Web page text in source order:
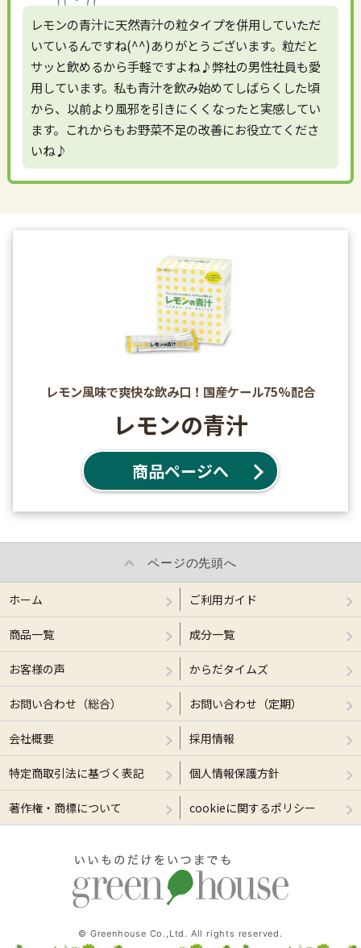
レモンの青汁に天然青汁の粒タイプを併用していただ
いているんですね(^^)ありがとうございます。粒だと
サッと飲めるから手軽ですよね♪弊社の男性社員も愛
用しています。私も青汁を飲み始めてしばらくした頃
から、以前より風邪を引きにくくなったと実感してい
ます。これからもお野菜不足の改善にお役立てくださ
いね♪
レモン風味で爽快な飲み口！国産ケール75%配合
レモンの青汁
商品ページへ
ページの先頭へ
ホーム ご利用ガイド
商品一覧 成分一覧
お客様の声 からだタイムズ
お問い合わせ（総合） お問い合わせ（定期）
会社概要 採用情報
特定商取引法に基づく表記 個人情報保護方針
著作権・商標について cookieに関するポリシー
© Greenhouse Co.,Ltd. All rights reserved.